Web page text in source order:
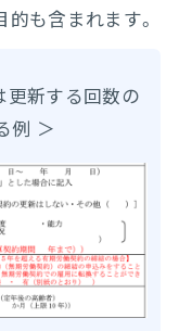
も含まれます。
更新する回数の
例 ＞